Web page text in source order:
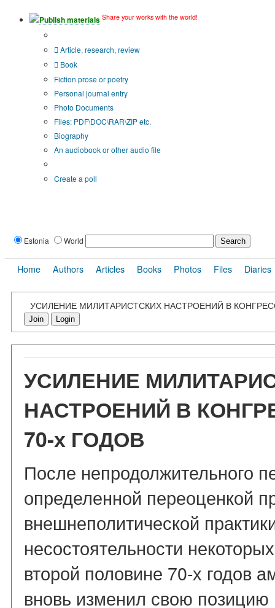
Publish materials Share your works with the world!
Article, research, review
Book
Fiction prose or poetry
Personal journal entry
Photo Documents
Files: PDF\DOC\RAR\ZIP etc.
Biography
An audiobook or other audio file
Create a poll
Estonia World
Home Authors Articles Books Photos Files Diaries
УСИЛЕНИЕ МИЛИТАРИСТСКИХ НАСТРОЕНИЙ В
Join Login
УСИЛЕНИЕ
НАСТРОЕНИЙ В
70-х ГОДОВ
После непродолжительного
определенной переоценкой
внешнеполитической
несостоятельности
второй половине 70-х годов
вновь изменил свою